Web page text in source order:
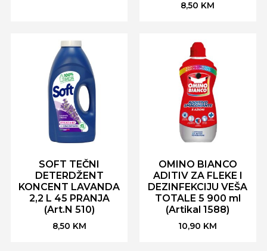
8,50 KM
SOFT TEČNI
DETERDŽENT
KONCENT LAVANDA
2,2 L 45 PRANJA
(Art.N 510)
8,50 KM
OMINO BIANCO
ADITIV ZA FLEKE I
DEZINFEKCIJU VEŠA
TOTALE 5 900 ml
(Artikal 1588)
10,90 KM